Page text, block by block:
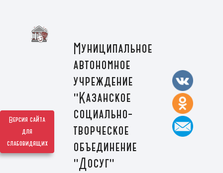
Версия сайта
для
слабовидящих
Муниципальное
автономное
учреждение
"Казанское
социально-
творческое
объединение
"Досуг"